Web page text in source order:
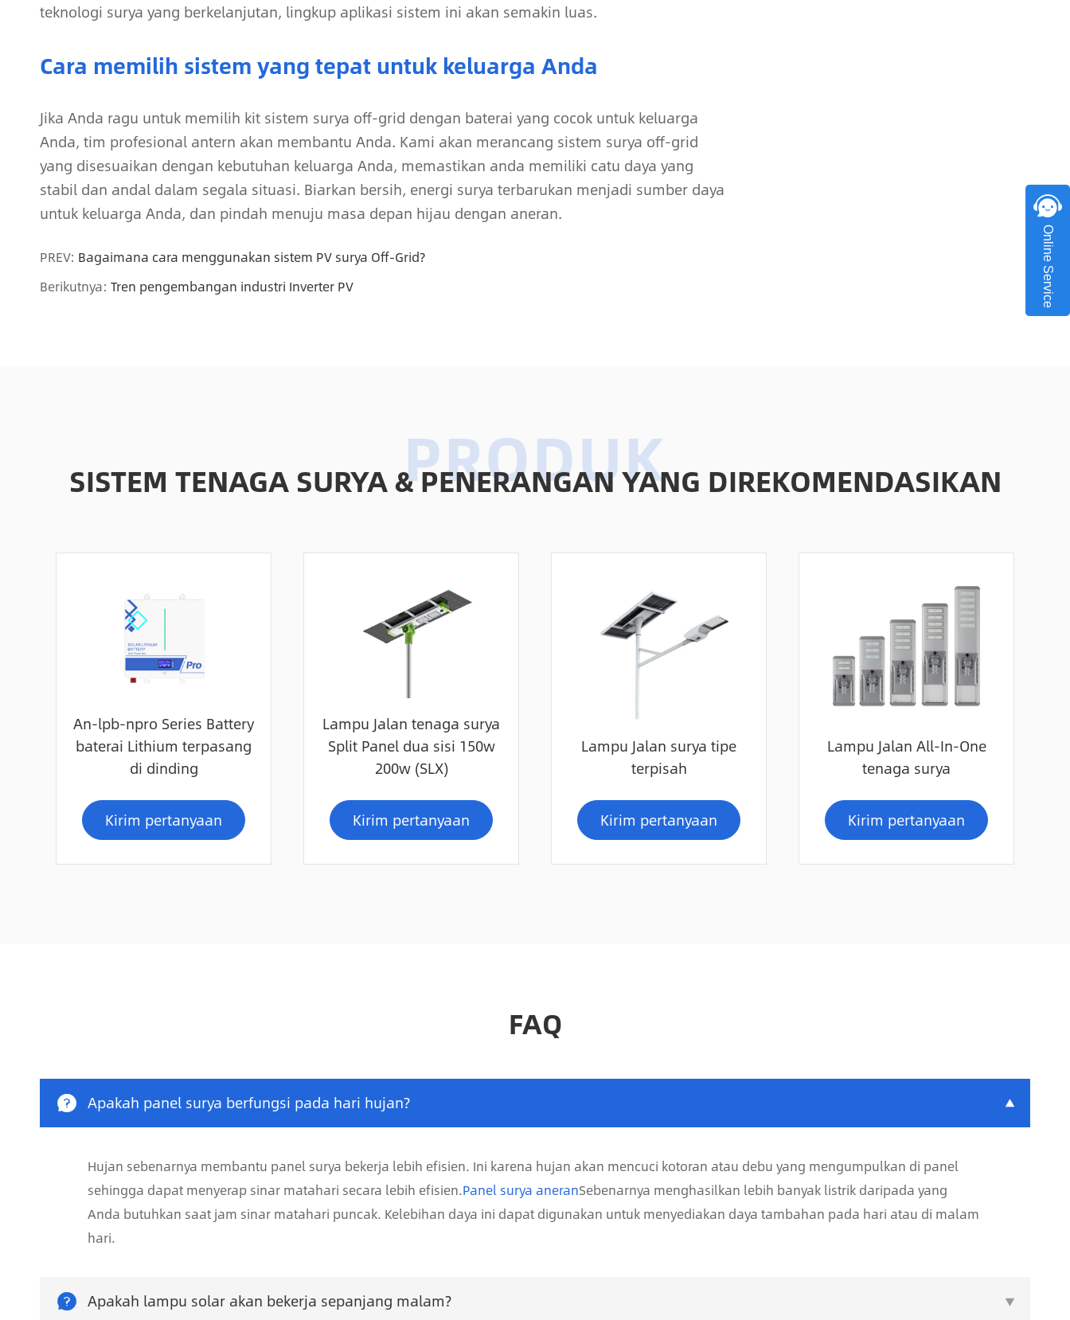
teknologi surya yang berkelanjutan, lingkup aplikasi sistem ini akan semakin luas.
Cara memilih sistem yang tepat untuk keluarga Anda
Jika Anda ragu untuk memilih kit sistem surya off-grid dengan baterai yang cocok untuk keluarga
Anda, tim profesional antern akan membantu Anda. Kami akan merancang sistem surya off-grid
yang disesuaikan dengan kebutuhan keluarga Anda, memastikan anda memiliki catu daya yang
stabil dan andal dalam segala situasi. Biarkan bersih, energi surya terbarukan menjadi sumber daya
untuk keluarga Anda, dan pindah menuju masa depan hijau dengan aneran.
PREV: Bagaimana cara menggunakan sistem PV surya Off-Grid?
Berikutnya: Tren pengembangan industri Inverter PV
SISTEM TENAGA SURYA & PENERANGAN YANG DIREKOMENDASIKAN
An-lpb-npro Series Battery
baterai Lithium terpasang
di dinding
Kirim pertanyaan
Lampu Jalan tenaga surya
Split Panel dua sisi 150w
200w (SLX)
Kirim pertanyaan
Lampu Jalan surya tipe
terpisah
Kirim pertanyaan
Lampu Jalan All-In-One
tenaga surya
Kirim pertanyaan
FAQ
 Apakah panel surya berfungsi pada hari hujan? 
Hujan sebenarnya membantu panel surya bekerja lebih efisien. Ini karena hujan akan mencuci kotoran atau debu yang mengumpulkan di panel
sehingga dapat menyerap sinar matahari secara lebih efisien.Panel surya aneranSebenarnya menghasilkan lebih banyak listrik daripada yang
Anda butuhkan saat jam sinar matahari puncak. Kelebihan daya ini dapat digunakan untuk menyediakan daya tambahan pada hari atau di malam
hari.
 Apakah lampu solar akan bekerja sepanjang malam? 
Online Service